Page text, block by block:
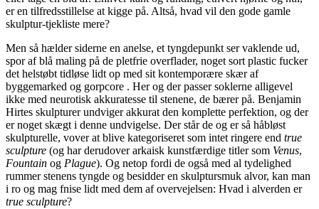
er en tilfredsstillelse at kigge på. Altså, hvad vil den gode gamle
skulptur-tjekliste mere?
Men så hælder siderne en anelse, et tyngdepunkt ser vaklende ud,
spor af blå maling på de pletfrie overflader, noget sort plastic fucker
det helstøbt tidløse lidt op med sit kontemporære skær af
byggemarked og gorpcore . Her og der passer soklerne alligevel
ikke med neurotisk akkuratesse til stenene, de bærer på. Benjamin
Hirtes skulpturer undviger akkurat den komplette perfektion, og der
er noget skægt i denne undvigelse. Der står de og er så håbløst
skulpturelle, vover at blive kategoriseret som intet ringere end true
sculpture (og har derudover arkaisk kunstfærdige titler som Venus,
Fountain og Plague). Og netop fordi de også med al tydelighed
rummer stenens tyngde og besidder en skulptursmuk alvor, kan man
i ro og mag fnise lidt med dem af overvejelsen: Hvad i alverden er
true sculpture?